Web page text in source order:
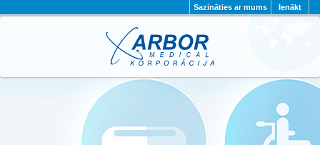
Ienākt
Sazināties ar mums
PAR MUMS PROJEKTI
KONTAKTI
PRIVĀTUMA POLITIKA